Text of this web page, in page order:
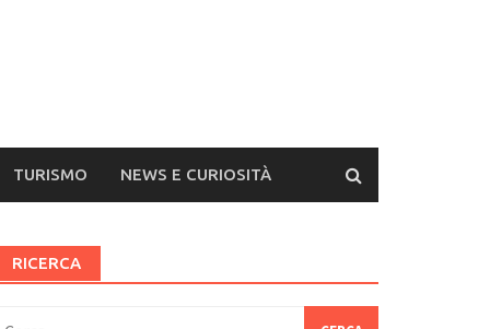
TURISMO NEWS E CURIOSITÀ
RICERCA